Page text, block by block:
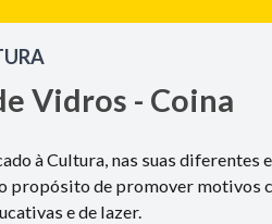
Vidros - Coina
à Cultura, nas suas
propósito de promover
e de lazer.